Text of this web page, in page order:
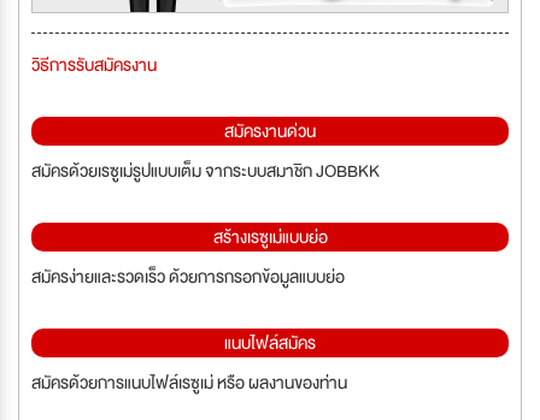
วิธีการรับสมัครงาน
สมัครงานด่วน
สมัครด้วยเรซูเม่รูปแบบเต็ม จากระบบสมาชิก JOBBKK
สร้างเรซูเม่แบบย่อ
สมัครง่ายและรวดเร็ว ด้วยการกรอกข้อมูลแบบย่อ
แนบไฟล์สมัคร
สมัครด้วยการแนบไฟล์เรซูเม่ หรือ ผลงานของท่าน